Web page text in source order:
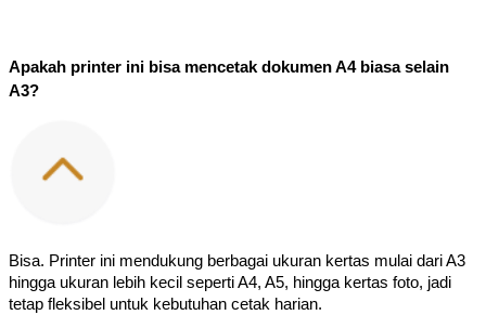
Apakah printer ini bisa mencetak dokumen A4 biasa selain
A3?
Bisa. Printer ini mendukung berbagai ukuran kertas mulai dari A3
hingga ukuran lebih kecil seperti A4, A5, hingga kertas foto, jadi
tetap fleksibel untuk kebutuhan cetak harian.